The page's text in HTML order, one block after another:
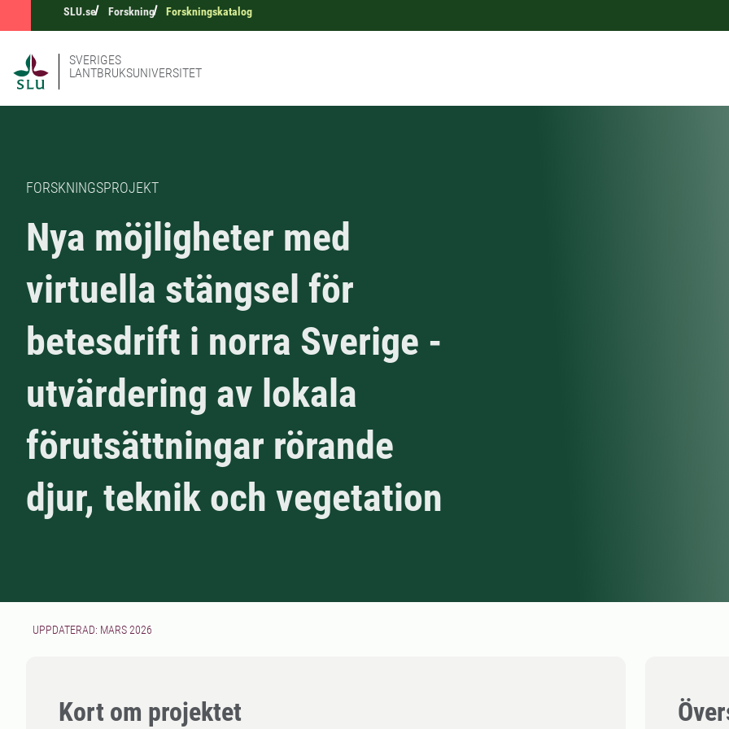
SLU.se Forskning Forskningskatalog
SVERIGES
LANTBRUKSUNIVERSITET
FORSKNINGSPROJEKT
Nya möjligheter med
virtuella stängsel för
betesdrift i norra Sverige -
utvärdering av lokala
förutsättningar rörande
djur, teknik och vegetation
UPPDATERAD: MARS 2026
Kort om projektet